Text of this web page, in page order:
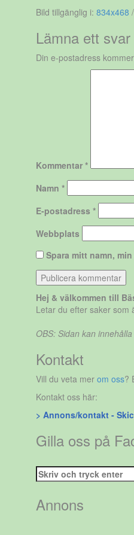
Bild tillgänglig i: 834x468 /
Lämna ett svar
Din e-postadress
Kommentar *
Namn *
E-postadress *
Webbplats
Spara mitt namn,
Hej & välkommen till
Letar du efter saker som
OBS: Sidan kan
Kontakt
Vill du veta mer om oss?
Kontakt oss här:
> Annons/kontakt -
Gilla oss på
Sök
efter:
Annons